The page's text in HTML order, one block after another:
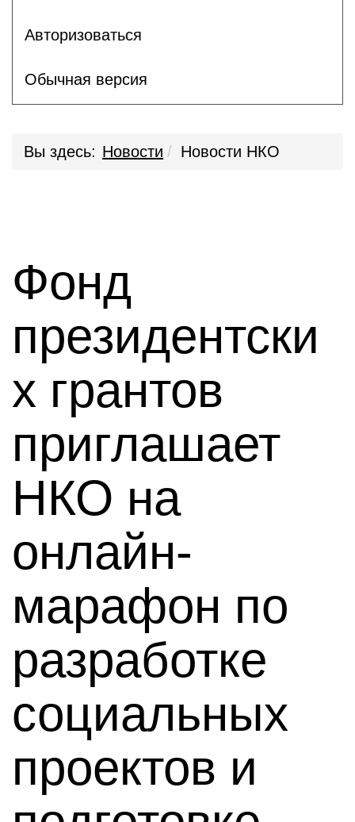
Авторизоваться
Обычная версия
Вы здесь: Новости Новости НКО
Фонд
президентски
х грантов
приглашает
НКО на
онлайн-
марафон по
разработке
социальных
проектов и